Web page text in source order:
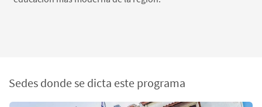
Sedes donde se dicta este programa